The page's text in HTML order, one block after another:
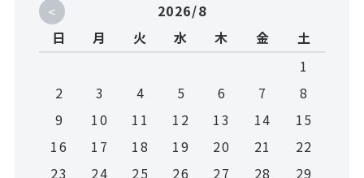
<
2026/8
日
月 火 水 木 金
土
1
2
3 4 5 6 7
8
9
10 11 12 13 14
15
16
17 18 19 20 21
22
23
24 25 26 27 28
29